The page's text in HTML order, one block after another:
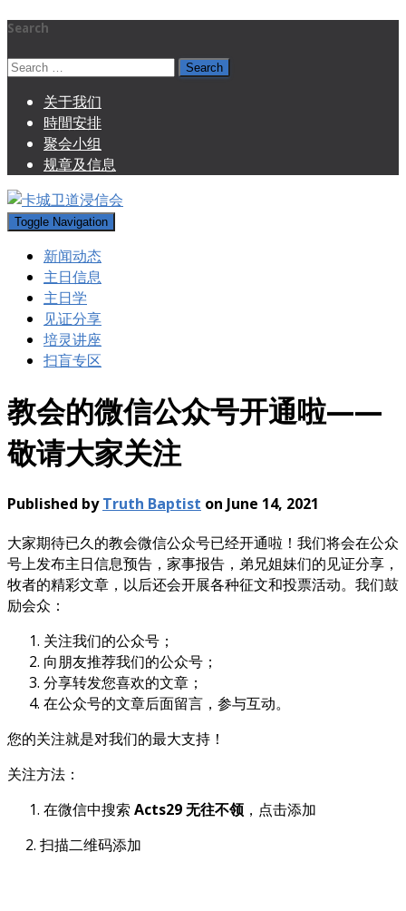
Search
Search
关于我们
時間安排
聚会小组
规章及信息
Toggle Navigation
新闻动态
主日信息
主日学
见证分享
培灵讲座
扫盲专区
教会的微信公众号开通啦——
敬请大家关注
Published byTruth Baptist on June 14, 2021
大家期待已久的教会微信公众号已经开通啦！我们将会在公众
号上发布主日信息预告，家事报告，弟兄姐妹们的见证分享，
牧者的精彩文章，以后还会开展各种征文和投票活动。我们鼓
励会众：
关注我们的公众号；
向朋友推荐我们的公众号；
分享转发您喜欢的文章；
在公众号的文章后面留言，参与互动。
您的关注就是对我们的最大支持！
关注方法：
在微信中搜索 Acts29 无往不领 ，点击添加
2. 扫描二维码添加